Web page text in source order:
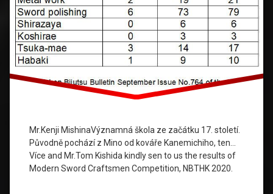
Mr.Kenji MishinaVýznamná škola ze začátku 17. století.
Původně pochází z Mino od kováře Kanemichiho, ten…
Více and Mr.Tom Kishida kindly sen to us the results of
Modern Sword Craftsmen Competition, NBTHK 2020.